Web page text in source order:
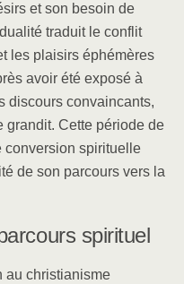
et son besoin de
traduit le conflit
les plaisirs éphémères
avoir été exposé à
discours convaincants,
grandit. Cette période de
conversion spirituelle
de son parcours vers la
spirituel
au christianisme